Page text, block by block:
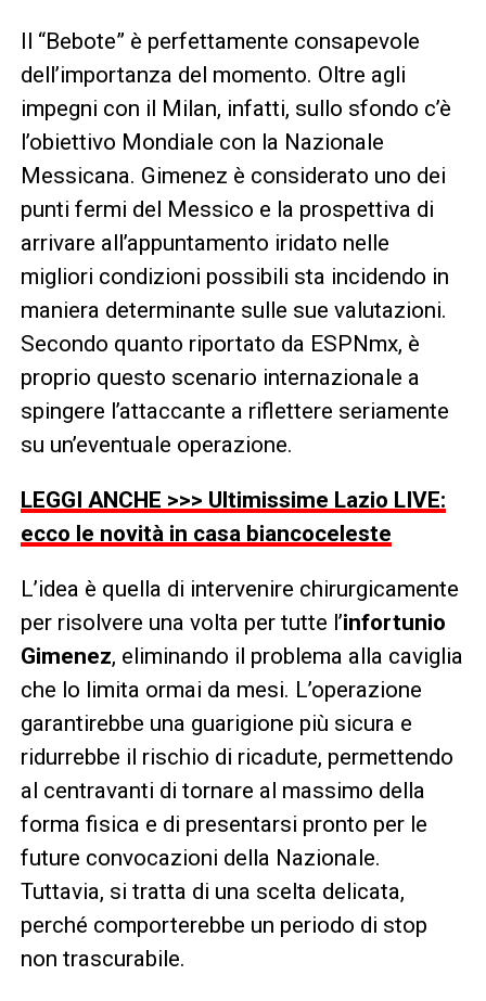
Il “Bebote” è perfettamente consapevole
dell’importanza del momento. Oltre agli
impegni con il Milan, infatti, sullo sfondo c’è
l’obiettivo Mondiale con la Nazionale
Messicana. Gimenez è considerato uno dei
punti fermi del Messico e la prospettiva di
arrivare all’appuntamento iridato nelle
migliori condizioni possibili sta incidendo in
maniera determinante sulle sue valutazioni.
Secondo quanto riportato da ESPNmx, è
proprio questo scenario internazionale a
spingere l’attaccante a riflettere seriamente
su un’eventuale operazione.
LEGGI ANCHE >>> Ultimissime Lazio LIVE:
ecco le novità in casa biancoceleste
L’idea è quella di intervenire chirurgicamente
per risolvere una volta per tutte l’infortunio
Gimenez, eliminando il problema alla caviglia
che lo limita ormai da mesi. L’operazione
garantirebbe una guarigione più sicura e
ridurrebbe il rischio di ricadute, permettendo
al centravanti di tornare al massimo della
forma fisica e di presentarsi pronto per le
future convocazioni della Nazionale.
Tuttavia, si tratta di una scelta delicata,
perché comporterebbe un periodo di stop
non trascurabile.